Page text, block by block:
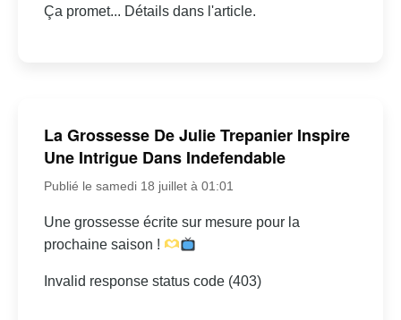
Ça promet... Détails dans l'article.
La Grossesse De Julie Trepanier Inspire
Une Intrigue Dans Indefendable
Publié le samedi 18 juillet à 01:01
Une grossesse écrite sur mesure pour la
prochaine saison !
Invalid response status code (403)